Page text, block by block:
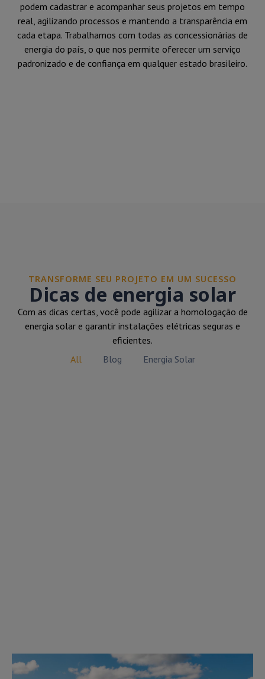
podem cadastrar e acompanhar seus projetos em tempo
real, agilizando processos e mantendo a transparência em
cada etapa. Trabalhamos com todas as concessionárias de
energia do país, o que nos permite oferecer um serviço
padronizado e de confiança em qualquer estado brasileiro.
TRANSFORME SEU PROJETO EM UM SUCESSO
Dicas de energia solar
Com as dicas certas, você pode agilizar a homologação de
energia solar e garantir instalações elétricas seguras e
eficientes.
All
Blog Energia Solar